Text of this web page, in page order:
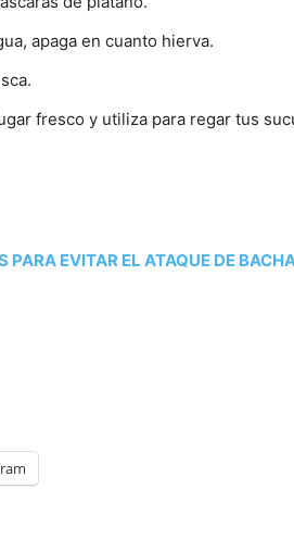
apaga en cuanto hierva.
fresco y utiliza para regar tus
PARA EVITAR EL ATAQUE DE